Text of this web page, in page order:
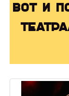
Вот и